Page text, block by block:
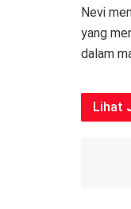
Nevi
yang
dalam
Lihat